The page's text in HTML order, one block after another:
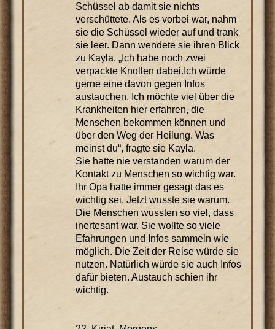
Schüssel ab damit sie nichts
verschüttete. Als es vorbei war, nahm
sie die Schüssel wieder auf und trank
sie leer. Dann wendete sie ihren Blick
zu Kayla. „Ich habe noch zwei
verpackte Knollen dabei.Ich würde
gerne eine davon gegen Infos
austauchen. Ich möchte viel über die
Krankheiten hier erfahren, die
Menschen bekommen können und
über den Weg der Heilung. Was
meinst du“, fragte sie Kayla.
Sie hatte nie verstanden warum der
Kontakt zu Menschen so wichtig war.
Ihr Opa hatte immer gesagt das es
wichtig sei. Jetzt wusste sie warum.
Die Menschen wussten so viel, dass
inertesant war. Sie wollte so viele
Efahrungen und Infos sammeln wie
möglich. Die Zeit der Reise würde sie
nutzen. Natürlich würde sie auch Infos
dafür bieten. Austauch schien ihr
wichtig.